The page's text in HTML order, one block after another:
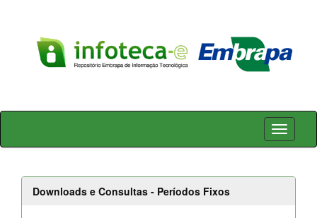
Skip
Downloads e Consultas - Períodos Fixos